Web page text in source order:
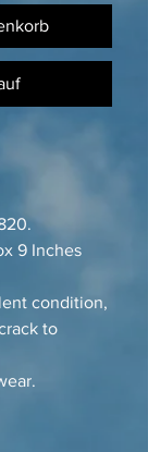
9 Inches
condition,
to